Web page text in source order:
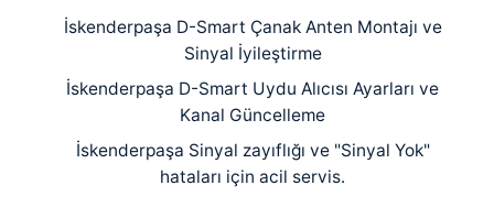
İskenderpaşa D-Smart Çanak Anten Montajı ve
Sinyal İyileştirme
İskenderpaşa D-Smart Uydu Alıcısı Ayarları ve
Kanal Güncelleme
İskenderpaşa Sinyal zayıflığı ve "Sinyal Yok"
hataları için acil servis.